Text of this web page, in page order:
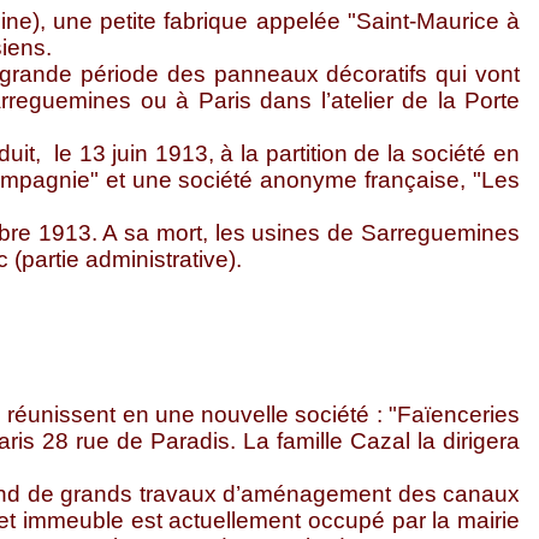
une petite fabrique appelée "Saint-Maurice à
période des panneaux décoratifs qui vont
ou à Paris dans l’atelier de la Porte
le 13 juin 1913, à la partition de la société en
et une société anonyme française, "Les
1913. A sa mort, les usines de Sarreguemines
(partie administrative).
en une nouvelle société : "Faïenceries
28 rue de Paradis. La famille Cazal la dirigera
de grands travaux d’aménagement des canaux
immeuble est actuellement occupé par la mairie